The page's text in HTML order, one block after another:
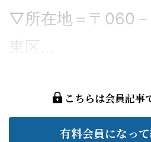
▽所在地＝〒060
東区...
こちらは会員記事
有料会員になっ